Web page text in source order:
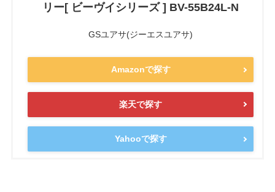
リー[ ビーヴイシリーズ ] BV-55B24L-N
GSユアサ(ジーエスユアサ)
Amazonで探す
楽天で探す
Yahooで探す